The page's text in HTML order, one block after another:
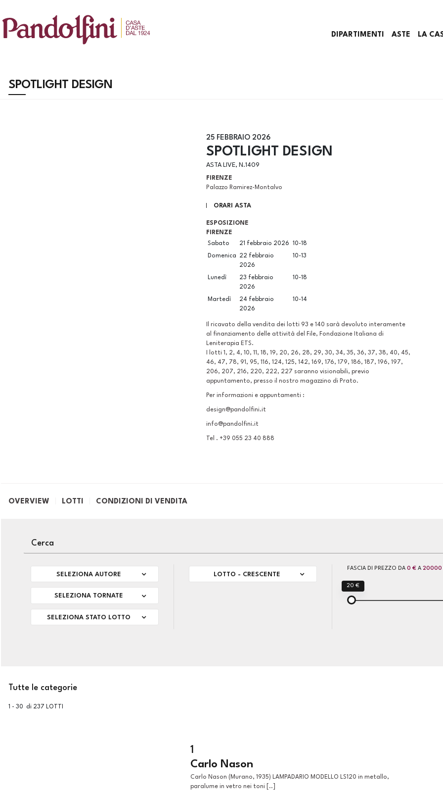
DIPARTIMENTI ASTE LA
SPOTLIGHT DESIGN
25 FEBBRAIO 2026
SPOTLIGHT DESIGN
ASTA LIVE, N.1409
FIRENZE
Palazzo Ramirez-Montalvo
ORARI ASTA
ESPOSIZIONE
FIRENZE
Sabato
21 febbraio 2026 10-18
Domenica
22 febbraio
2026
10-13
Lunedì
23 febbraio
2026
10-18
Martedì
24 febbraio
2026
10-14
Il ricavato della vendita dei lotti 93 e 140 sarà devoluto interamente
al finanziamento delle attività del File, Fondazione Italiana di
Leniterapia ETS.
I lotti 1, 2, 4, 10, 11, 18, 19, 20, 26, 28, 29, 30, 34, 35, 36, 37, 38, 40, 45,
46, 47, 78, 91, 95, 116, 124, 125, 142, 169, 176, 179, 186, 187, 196, 197,
206, 207, 216, 220, 222, 227 saranno visionabili, previo
appuntamento, presso il nostro magazzino di Prato.
Per informazioni e appuntamenti :
design@pandolfini.it
info@pandolfini.it
Tel . +39 055 23 40 888
OVERVIEW LOTTI CONDIZIONI DI VENDITA
SELEZIONA AUTORE
SELEZIONA TORNATE
SELEZIONA STATO LOTTO
FASCIA DI PREZZO DA 0 € A 20000
20 €
LOTTO - CRESCENTE
Tutte le categorie
1 - 30 di 237 LOTTI
1
Carlo Nason
Carlo Nason (Murano, 1935) LAMPADARIO MODELLO LS120 in metallo,
paralume in vetro nei toni [..]